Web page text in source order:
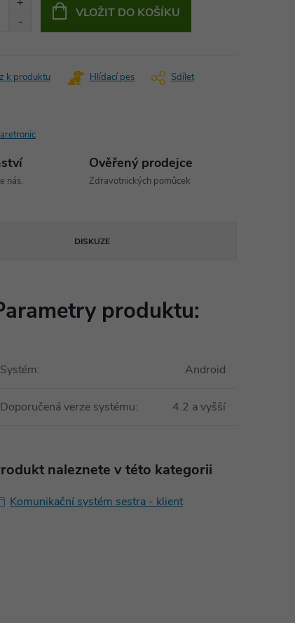
VLOŽIT DO KOŠÍKU
k produktu Hlídací pes Sdílet
nás.
Ověřený prodejce
Zdravotnických pomůcek
DISKUZE
produktu:
Systém: Android
Doporučená verze systému: 4.2 a vyšší
naleznete v této kategorii
Komunikační systém sestra - klient